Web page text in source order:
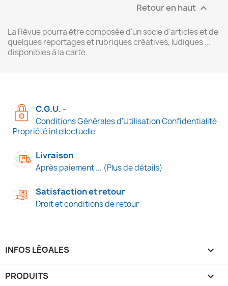
Retour en haut 
La Rêvue pourra être composée d'un socle d'articles et de
quelques reportages et rubriques créatives, ludiques ...
disponibles à la carte.
C.G.U. -
Conditions Générales d'Utilisation Confidentialité
- Propriété intellectuelle
Livraison
Après paiement ... (Plus de détails)
Satisfaction et retour
Droit et conditions de retour
INFOS LÉGALES 
PRODUITS 